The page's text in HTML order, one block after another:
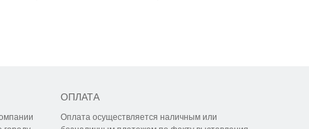
ОПЛАТА
Оплата осуществляется наличным или